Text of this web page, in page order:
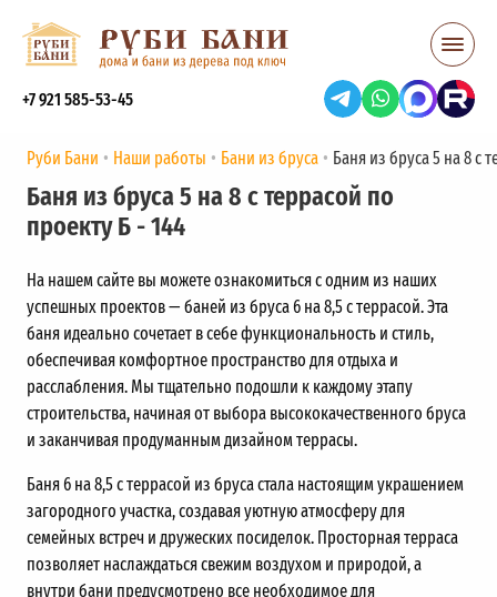
+7 921 585-53-45
Руби Бани Наши работы Бани из бруса Баня из бруса 5 на 8 с
Баня из бруса 5 на 8 с террасой по
проекту Б - 144
На нашем сайте вы можете ознакомиться с одним из наших
успешных проектов — баней из бруса 6 на 8,5 с террасой. Эта
баня идеально сочетает в себе функциональность и стиль,
обеспечивая комфортное пространство для отдыха и
расслабления. Мы тщательно подошли к каждому этапу
строительства, начиная от выбора высококачественного бруса
и заканчивая продуманным дизайном террасы.
Баня 6 на 8,5 с террасой из бруса стала настоящим украшением
загородного участка, создавая уютную атмосферу для
семейных встреч и дружеских посиделок. Просторная терраса
позволяет наслаждаться свежим воздухом и природой, а
внутри бани предусмотрено все необходимое для